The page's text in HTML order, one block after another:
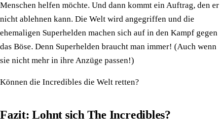
Menschen helfen möchte. Und dann kommt ein Auftrag, den er
nicht ablehnen kann. Die Welt wird angegriffen und die
ehemaligen Superhelden machen sich auf in den Kampf gegen
das Böse. Denn Superhelden braucht man immer! (Auch wenn
sie nicht mehr in ihre Anzüge passen!)
Können die Incredibles die Welt retten?
Fazit: Lohnt sich The Incredibles?